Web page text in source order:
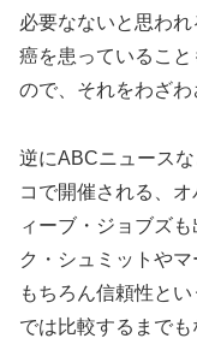
必要なないと思われ
癌を患っているこ
ので、それをわざわ
逆にABCニュース
コで開催される、
ィーブ・ジョブズも
ク・シュミットやマ
もちろん信頼性と
では比較するまでも